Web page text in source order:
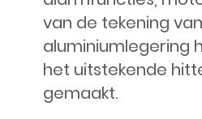
van de tekening
aluminiumlegering
het uitstekende
gemaakt.